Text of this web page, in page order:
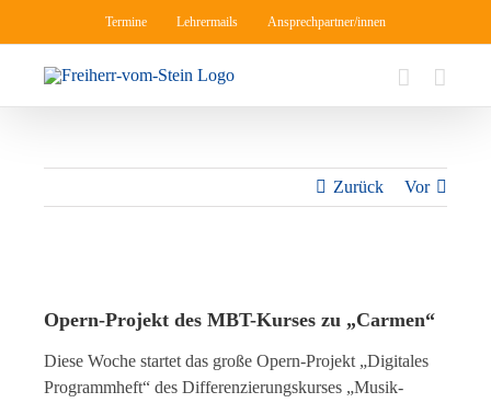
springen
Termine Lehrermails Ansprechpartner/innen
Zurück Vor
grösseres
Bild
Opern-Projekt des MBT-Kurses zu „Carmen“
Diese Woche startet das große Opern-Projekt „Digitales
Programmheft“ des Differenzierungskurses „Musik-